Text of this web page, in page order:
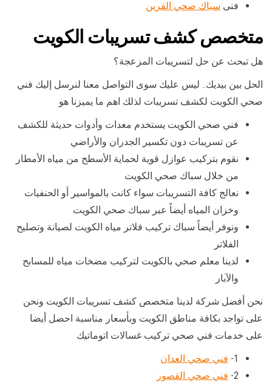
فنى سباك صحي القرين
متخصص كشف تسريبات الكويت
هل تبحث عن حل لتسريبات المزعجة؟
الحل بين بيديك.. ليس عليك سوى التواصل معنا لنرسل إليك فني
صحي الكويت لكشف تسريبات لذلك اهم ما يميزنا هو
فني صحي الكويت يستخدم معدات وأدوات حديثة للكشف
عن تسريبات دون تكسير الجدران والأراضي
نقوم بتركيب عوازل قوية لحماية الأسطح من مياه الأمطار
من خلال سباك صحي الكويت
نعالج كافة التسريبات سواء كانت بالمواسير أو الحنفيات
وخزان المياه أيضاً عبر سباك صحي الكويت
ونوفر أيضاً سباك تركيب فلاتر مياه الكويت لصيانة وتصليح
الفلاتر
لدينا معلم صحي بالكويت لتركيب مضخات مياه للمسابح
والآبار
نحن أفضل شركة لدينا متخصص كشف تسريبات الكويت ونحن
على تواجد بكافة مناطق الكويت وبأسعار مناسبة احصل أيضا
على خدمات فني صحي تركيب غسالات اتوماتيك
1- فني صحي العدان
2- فني صحي القصور